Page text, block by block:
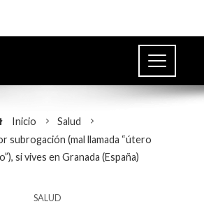
Inicio
Salud
subrogación (mal llamada “útero
si vives en Granada (España)
SALUD